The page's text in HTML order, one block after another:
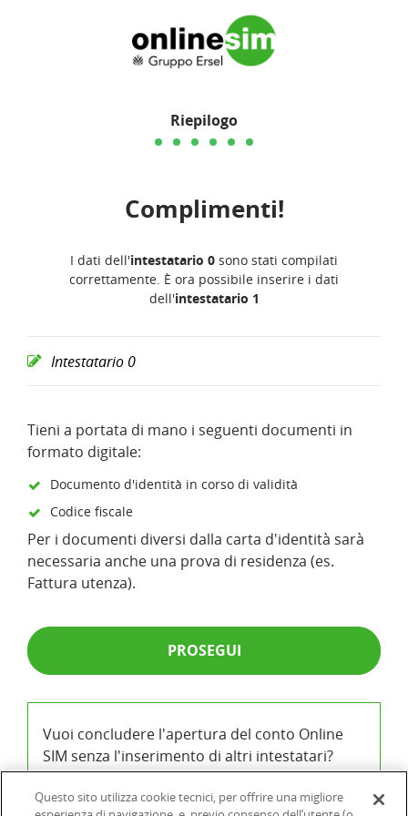
Riepilogo
Complimenti!
I dati dell'intestatario 0 sono stati compilati
correttamente. È ora possibile inserire i dati
dell'intestatario 1
Intestatario 0
Tieni a portata di mano i seguenti documenti in
formato digitale:
Documento d'identità in corso di validità
Codice fiscale
Per i documenti diversi dalla carta d'identità sarà
necessaria anche una prova di residenza (es.
Fattura utenza).
PROSEGUI
Vuoi concludere l'apertura del conto Online
SIM senza l'inserimento di altri intestatari?
Si, desidero aprire il conto eliminando gli altri
intestatari non ancora inseriti
Questo sito utilizza cookie tecnici, per offrire una migliore